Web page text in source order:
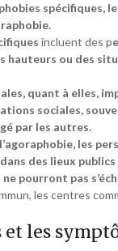
spécifiques,
incluent des p
hauteurs ou des
quant à elles,
sociales,
par les autres.
les
des lieux
ne pourront pas
les centres
et les